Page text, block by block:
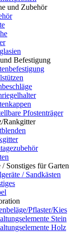
und Zubehör
Befestigung
Pfostenträger
Rankgitter
/ Sonstiges für Garten
/ Sandkästen
Pflaster/Kies
Stein
Holz